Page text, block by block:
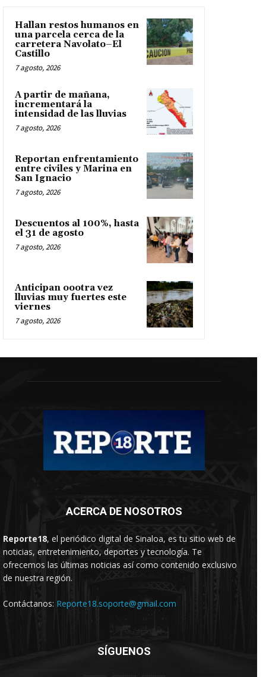
Hallan restos humanos en
una parcela cerca de la
carretera Navolato–El
Castillo
7 agosto, 2026
A partir de mañana,
incrementará la
intensidad de las lluvias
7 agosto, 2026
Reportan enfrentamiento
entre civiles y Marina en
San Ignacio
7 agosto, 2026
Descuentos al 100%, hasta
el 31 de agosto
7 agosto, 2026
Anticipan oootra vez
lluvias muy fuertes este
viernes
7 agosto, 2026
ACERCA DE NOSOTROS
Reporte18, el periódico digital de Sinaloa, es tu sitio web de
noticias, entretenimiento, deportes y tecnología. Te
ofrecemos las últimas noticias así como contenido exclusivo
de nuestra región.
Contáctanos: Reporte18.soporte@gmail.com
SÍGUENOS